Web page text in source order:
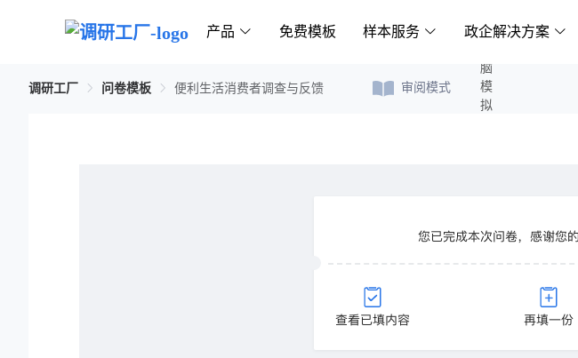
产品 免费模板 样本服务 政企解决方案
调研工厂 问卷模板 便利生活消费者调查与反馈 审阅模式
电脑模拟答题